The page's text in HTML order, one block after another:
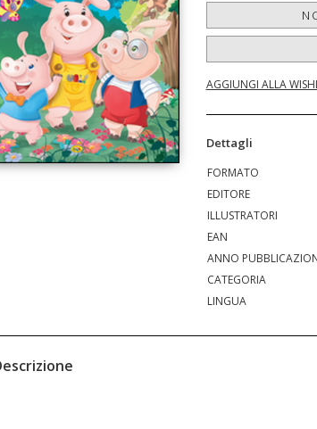
AGGIUNGI ALLA
Dettagli
FORMATO
EDITORE
ILLUSTRATORI
EAN
ANNO
CATEGORIA
LINGUA